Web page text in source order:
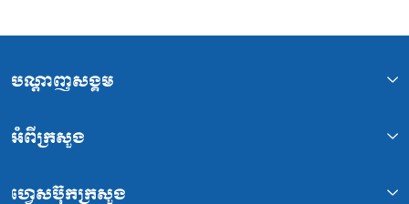
បណ្ដាញសង្គម
អំពីក្រសួង
ហ្វេសប៊ុកក្រសួង